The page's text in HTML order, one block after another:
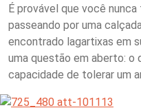
É provável que você
passeando por uma
encontrado lagartixas em
uma questão em aberto: o
capacidade de tolerar um